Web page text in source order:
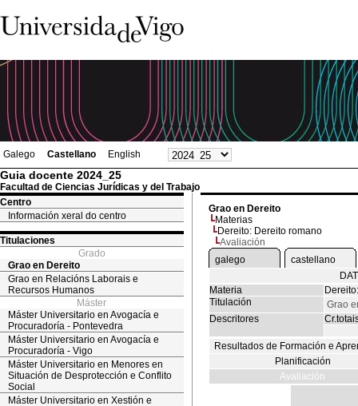
Galego Castellano English
Guia docente 2024_25
Facultad de Ciencias Jurídicas y del Trabajo
Centro
Información xeral do centro
Titulaciones
Grado
Grao en Dereito
Grao en Relacións Laborais e
Recursos Humanos
Máster
Máster Universitario en Avogacía e
Procuradoría - Pontevedra
Máster Universitario en Avogacía e
Procuradoría - Vigo
Máster Universitario en Menores en
Situación de Desprotección e Conflito
Social
Máster Universitario en Xestión e
Grao en Dereito
Materias
Dereito: Dereito romano
Avaliación
galego
castellano
Materia
Titulación
Grao
Descritores
Resultados de Formación e
Planificación
Avaliación